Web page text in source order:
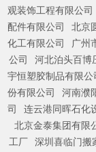
观装饰工程有限公司
配件有限公司
北京
化工有限公司
广州
公司
河北泊头百博
宇恒塑胶制品有限公
份有限公司
河南濮
司
连云港同晖石化
北京金泰集团有限
工厂 深圳喜临门搬